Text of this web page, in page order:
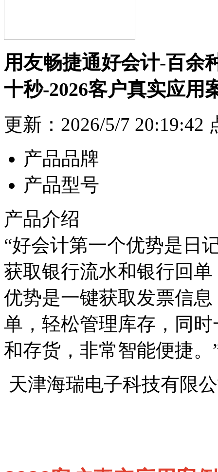
用友畅捷通好会计-百余
十秒-2026客户真实应用
更新：2026/5/7 20:19:42
产品品牌
产品型号
产品介绍
“好会计第一个优势是日
获取银行流水和银行回
优势是一键获取发票信
单，轻松管理库存，同
和存货，非常智能便捷。
天津海瑞电子科技有限